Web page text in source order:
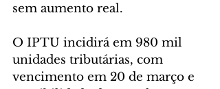
sem aumento real.
O IPTU incidirá em 980 mil
unidades tributárias, com
vencimento em 20 de março e